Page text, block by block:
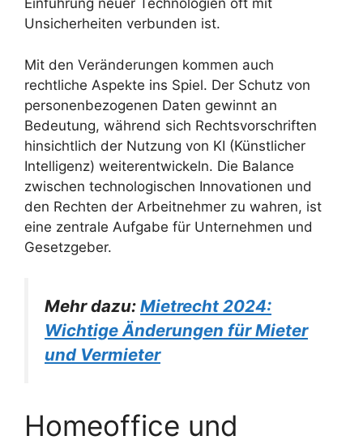
Einführung neuer Technologien oft mit
Unsicherheiten verbunden ist.
Mit den Veränderungen kommen auch
rechtliche Aspekte ins Spiel. Der Schutz von
personenbezogenen Daten gewinnt an
Bedeutung, während sich Rechtsvorschriften
hinsichtlich der Nutzung von KI (Künstlicher
Intelligenz) weiterentwickeln. Die Balance
zwischen technologischen Innovationen und
den Rechten der Arbeitnehmer zu wahren, ist
eine zentrale Aufgabe für Unternehmen und
Gesetzgeber.
Mehr dazu: Mietrecht 2024:
Wichtige Änderungen für Mieter
und Vermieter
Homeoffice und